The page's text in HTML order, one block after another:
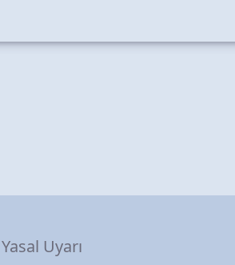
Yasal Uyarı